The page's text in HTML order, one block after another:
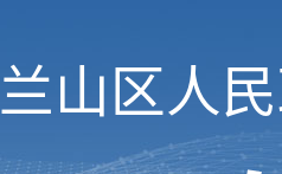
兰山区人